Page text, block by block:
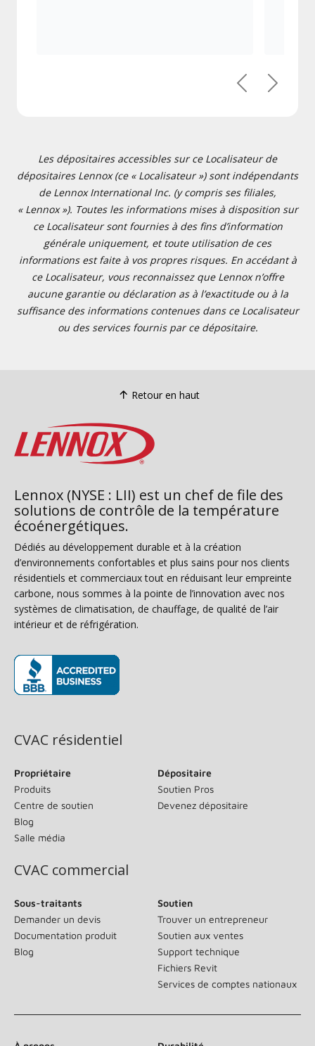
PrécédentSuivant
Les dépositaires accessibles sur ce Localisateur de
dépositaires Lennox (ce « Localisateur ») sont indépendants
de Lennox International Inc. (y compris ses filiales,
« Lennox »). Toutes les informations mises à disposition sur
ce Localisateur sont fournies à des fins d’information
générale uniquement, et toute utilisation de ces
informations est faite à vos propres risques. En accédant à
ce Localisateur, vous reconnaissez que Lennox n’offre
aucune garantie ou déclaration as à l’exactitude ou à la
suffisance des informations contenues dans ce Localisateur
ou des services fournis par ce dépositaire.
Retour en haut
Lennox (NYSE : LII) est un chef de file des
solutions de contrôle de la température
écoénergétiques.
Dédiés au développement durable et à la création
d’environnements confortables et plus sains pour nos clients
résidentiels et commerciaux tout en réduisant leur empreinte
carbone, nous sommes à la pointe de l’innovation avec nos
systèmes de climatisation, de chauffage, de qualité de l’air
intérieur et de réfrigération.
CVAC résidentiel
Propriétaire
Produits
Centre de soutien
Blog
Salle média
Dépositaire
Soutien Pros
Devenez dépositaire
CVAC commercial
Sous-traitants
Demander un devis
Documentation produit
Blog
Soutien
Trouver un entrepreneur
Soutien aux ventes
Support technique
Fichiers Revit
Services de comptes nationaux